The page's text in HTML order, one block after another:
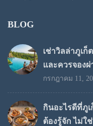
BLOG
เช่าวิลล่าภูเ
และควรจองผ่
กรกฎาคม 11,
กินอะไรดีที่ภู
ต้องรู้จัก ไม่ใ